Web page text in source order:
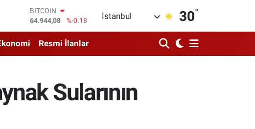
DOLAR
47,7436
%0.18
EURO
55,2510
%0.32
BİST100
13.779
%-14
İstanbul 30°
Resmi İlanlar
Sularının